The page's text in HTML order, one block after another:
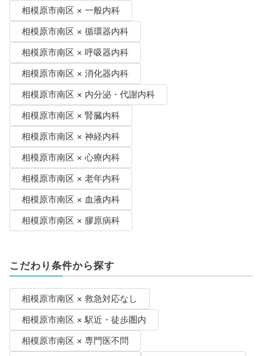
相模原市南区 × 一般内科
相模原市南区 × 循環器内科
相模原市南区 × 呼吸器内科
相模原市南区 × 消化器内科
相模原市南区 × 内分泌・代謝内科
相模原市南区 × 腎臓内科
相模原市南区 × 神経内科
相模原市南区 × 心療内科
相模原市南区 × 老年内科
相模原市南区 × 血液内科
相模原市南区 × 膠原病科
こだわり条件から探す
相模原市南区 × 救急対応なし
相模原市南区 × 駅近・徒歩圏内
相模原市南区 × 専門医不問